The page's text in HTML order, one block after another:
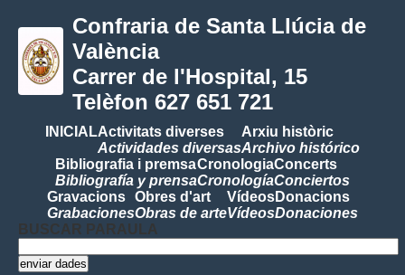
Confraria de Santa Llúcia de
València
Carrer de l'Hospital, 15
Telèfon 627 651 721
INICIALActivitats diverses
Actividades diversas
Arxiu històric
Archivo histórico
Bibliografia i premsa
Bibliografía y prensa
Cronologia
Cronología
Concerts
Conciertos
Gravacions
Grabaciones
Obres d'art
Obras de arte
Vídeos
Vídeos
Donacions
Donaciones
BUSCAR PARAULA